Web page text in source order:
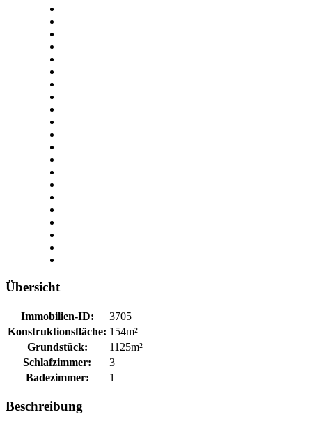
Übersicht
Immobilien-ID:
3705
Konstruktionsfläche: 154m²
Grundstück:
1125m²
Schlafzimmer:
3
Badezimmer:
1
Beschreibung